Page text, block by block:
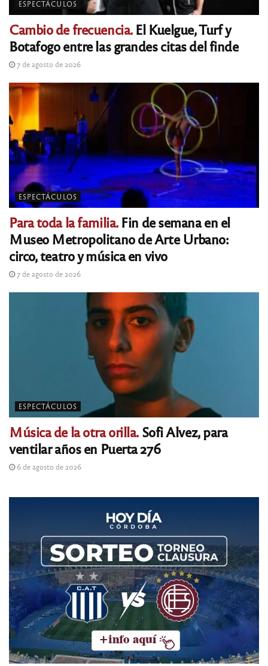
ESPECTÁCULOS
Cambio de frecuencia.El Kuelgue, Turf y
Botafogo entre las grandes citas del finde
7 de agosto de 2026
ESPECTÁCULOS
Para toda la familia.Fin de semana en el
Museo Metropolitano de Arte Urbano:
circo, teatro y música en vivo
7 de agosto de 2026
ESPECTÁCULOS
Música de la otra orilla. Sofi Alvez, para
ventilar años en Puerta 276
6 de agosto de 2026